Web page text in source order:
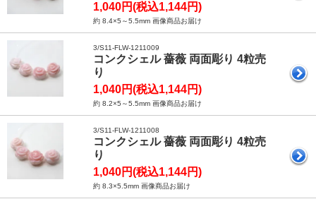
1,040円(税込1,144円)
約 8.4×5～5.5mm 画像商品お届け
3/S11-FLW-1211009
コンクシェル 薔薇 両面彫り 4粒売
り
1,040円(税込1,144円)
約 8.2×5～5.5mm 画像商品お届け
3/S11-FLW-1211008
コンクシェル 薔薇 両面彫り 4粒売
り
1,040円(税込1,144円)
約 8.3×5.5mm 画像商品お届け